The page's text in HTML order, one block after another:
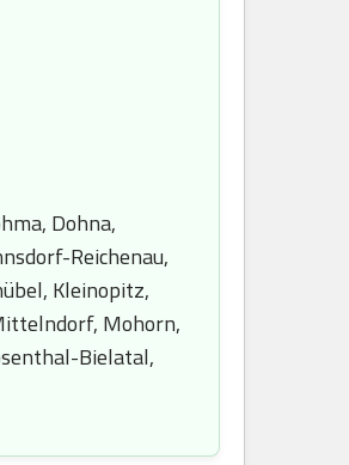
Dohna,
Reichenau,
Kleinopitz,
Mohorn,
Bielatal,